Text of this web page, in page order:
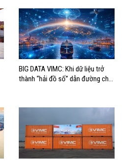
BIG DATA VIMC: Khi dữ liệu trở
thành “hải đồ số” dẫn đường cho